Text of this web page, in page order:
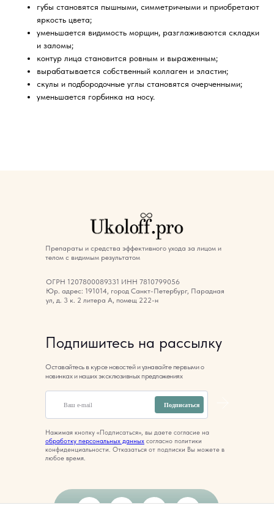
губы становятся пышными, симметричными и приобретают
яркость цвета;
уменьшается видимость морщин, разглаживаются складки
и заломы;
контур лица становится ровным и выраженным;
вырабатывается собственный коллаген и эластин;
скулы и подбородочные углы становятся очерченными;
уменьшается горбинка на носу.
Препараты и средства эффективного ухода за лицом и
телом с видимым результатом
ОГРН 1207800089331 ИНН 7810799056
Юр. адрес: 191014, город Санкт-Петербург, Парадная
ул, д. 3 к. 2 литера А, помещ 222-н
Подпишитесь на рассылку
Оставайтесь в курсе новостей и узнавайте первыми о
новинках и наших эксклюзивных предложениях
Нажимая кнопку «Подписаться», вы даете согласие на
обработку персональных данных согласно политики
конфиденциальности. Отказаться от подписки Вы можете в
любое время.
Подписаться